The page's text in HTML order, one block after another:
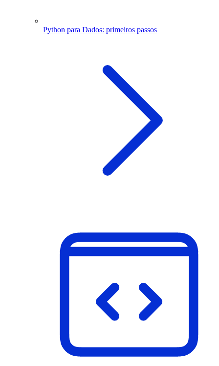
Python para Dados: primeiros passos